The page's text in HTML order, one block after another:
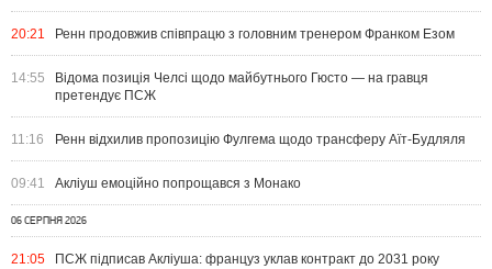
20:21 Ренн продовжив співпрацю з головним тренером Франком Езом
14:55
Відома позиція Челсі щодо майбутнього Гюсто — на гравця
претендує ПСЖ
11:16 Ренн відхилив пропозицію Фулгема щодо трансферу Аїт-Будляля
09:41 Акліуш емоційно попрощався з Монако
06 СЕРПНЯ 2026
21:05 ПСЖ підписав Акліуша: француз уклав контракт до 2031 року